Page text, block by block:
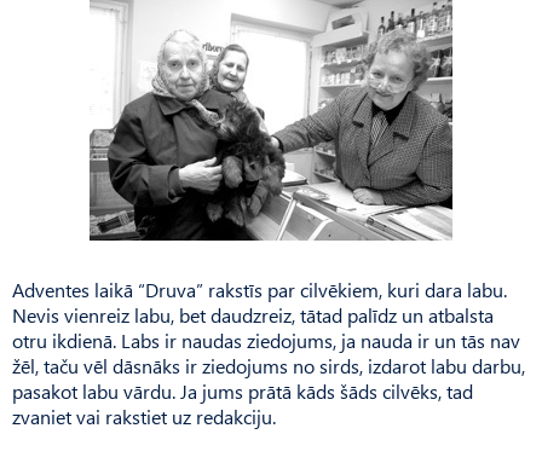
Adventes laikā “Druva” rakstīs par cilvēkiem, kuri dara labu.
Nevis vienreiz labu, bet daudzreiz, tātad palīdz un atbalsta
otru ikdienā. Labs ir naudas ziedojums, ja nauda ir un tās nav
žēl, taču vēl dāsnāks ir ziedojums no sirds, izdarot labu darbu,
pasakot labu vārdu. Ja jums prātā kāds šāds cilvēks, tad
zvaniet vai rakstiet uz redakciju.